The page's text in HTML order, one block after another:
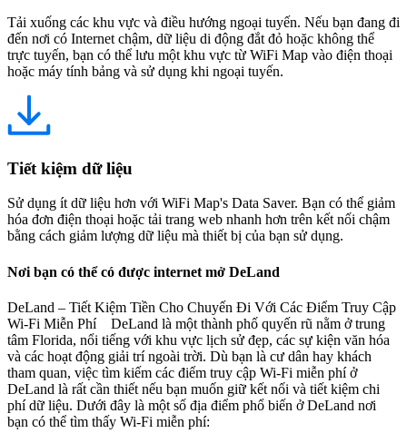
Tải xuống các khu vực và điều hướng ngoại tuyến. Nếu bạn đang đi
đến nơi có Internet chậm, dữ liệu di động đắt đỏ hoặc không thể
trực tuyến, bạn có thể lưu một khu vực từ WiFi Map vào điện thoại
hoặc máy tính bảng và sử dụng khi ngoại tuyến.
Tiết kiệm dữ liệu
Sử dụng ít dữ liệu hơn với WiFi Map's Data Saver. Bạn có thể giảm
hóa đơn điện thoại hoặc tải trang web nhanh hơn trên kết nối chậm
bằng cách giảm lượng dữ liệu mà thiết bị của bạn sử dụng.
Nơi bạn có thể có được internet mở DeLand
DeLand – Tiết Kiệm Tiền Cho Chuyến Đi Với Các Điểm Truy Cập
Wi-Fi Miễn Phí DeLand là một thành phố quyến rũ nằm ở trung
tâm Florida, nổi tiếng với khu vực lịch sử đẹp, các sự kiện văn hóa
và các hoạt động giải trí ngoài trời. Dù bạn là cư dân hay khách
tham quan, việc tìm kiếm các điểm truy cập Wi-Fi miễn phí ở
DeLand là rất cần thiết nếu bạn muốn giữ kết nối và tiết kiệm chi
phí dữ liệu. Dưới đây là một số địa điểm phổ biến ở DeLand nơi
bạn có thể tìm thấy Wi-Fi miễn phí: